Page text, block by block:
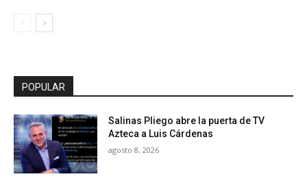
POPULAR
Salinas Pliego abre la puerta de TV
Azteca a Luis Cárdenas
agosto 8, 2026